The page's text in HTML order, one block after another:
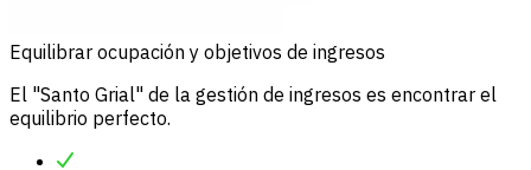
Equilibrar ocupación y objetivos de ingresos
El "Santo Grial" de la gestión de ingresos es encontrar el
equilibrio perfecto.